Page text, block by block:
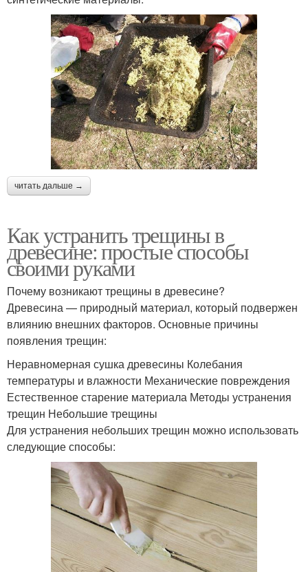
читать дальше →
Как устранить трещины в
древесине: простые способы
своими руками
Почему возникают трещины в древесине?
Древесина — природный материал, который подвержен
влиянию внешних факторов. Основные причины
появления трещин:
Неравномерная сушка древесины Колебания
температуры и влажности Механические повреждения
Естественное старение материала Методы устранения
трещин Небольшие трещины
Для устранения небольших трещин можно использовать
следующие способы: